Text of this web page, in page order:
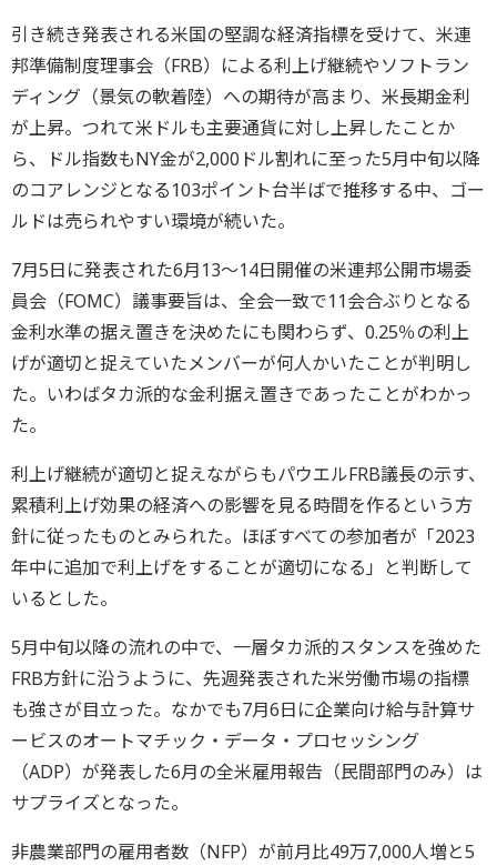
引き続き発表される米国の堅調な経済指標を受けて、米連
邦準備制度理事会（FRB）による利上げ継続やソフトラン
ディング（景気の軟着陸）への期待が高まり、米長期金利
が上昇。つれて米ドルも主要通貨に対し上昇したことか
ら、ドル指数もNY金が2,000ドル割れに至った5月中旬以降
のコアレンジとなる103ポイント台半ばで推移する中、ゴー
ルドは売られやすい環境が続いた。
7月5日に発表された6月13～14日開催の米連邦公開市場委
員会（FOMC）議事要旨は、全会一致で11会合ぶりとなる
金利水準の据え置きを決めたにも関わらず、0.25％の利上
げが適切と捉えていたメンバーが何人かいたことが判明し
た。いわばタカ派的な金利据え置きであったことがわかっ
た。
利上げ継続が適切と捉えながらもパウエルFRB議長の示す、
累積利上げ効果の経済への影響を見る時間を作るという方
針に従ったものとみられた。ほぼすべての参加者が「2023
年中に追加で利上げをすることが適切になる」と判断して
いるとした。
5月中旬以降の流れの中で、一層タカ派的スタンスを強めた
FRB方針に沿うように、先週発表された米労働市場の指標
も強さが目立った。なかでも7月6日に企業向け給与計算サ
ービスのオートマチック・データ・プロセッシング
（ADP）が発表した6月の全米雇用報告（民間部門のみ）は
サプライズとなった。
非農業部門の雇用者数（NFP）が前月比49万7,000人増と5